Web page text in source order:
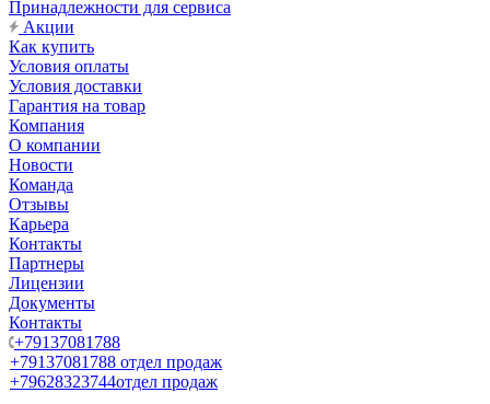
Принадлежности для сервиса
Акции
Как купить
Условия оплаты
Условия доставки
Гарантия на товар
Компания
О компании
Новости
Команда
Отзывы
Карьера
Контакты
Партнеры
Лицензии
Документы
Контакты
+79137081788
+79137081788 отдел продаж
+79628323744отдел продаж